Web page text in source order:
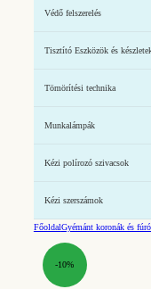
Védő felszerelés
Tisztító Eszközök és
Tömörítési technika
Munkalámpák
Kézi polírozó szivacsok
Kézi szerszámok
FőoldalGyémánt koronák és
-10%